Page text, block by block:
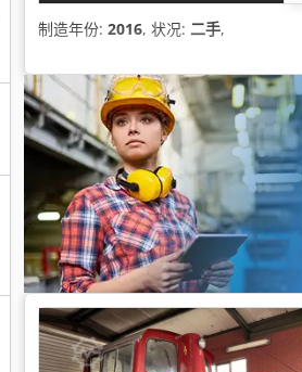
制造年份: 2016, 状况: 二手,